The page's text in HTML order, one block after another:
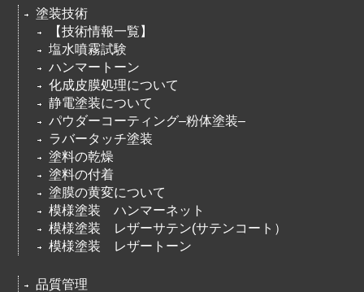
塗装技術
【技術情報一覧】
塩水噴霧試験
ハンマートーン
化成皮膜処理について
静電塗装について
パウダーコーティング–粉体塗装–
ラバータッチ塗装
塗料の乾燥
塗料の付着
塗膜の黄変について
模様塗装 ハンマーネット
模様塗装 レザーサテン(サテンコート）
模様塗装 レザートーン
品質管理